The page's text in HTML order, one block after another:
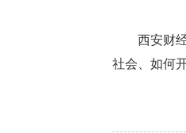
西安财
社会、如何